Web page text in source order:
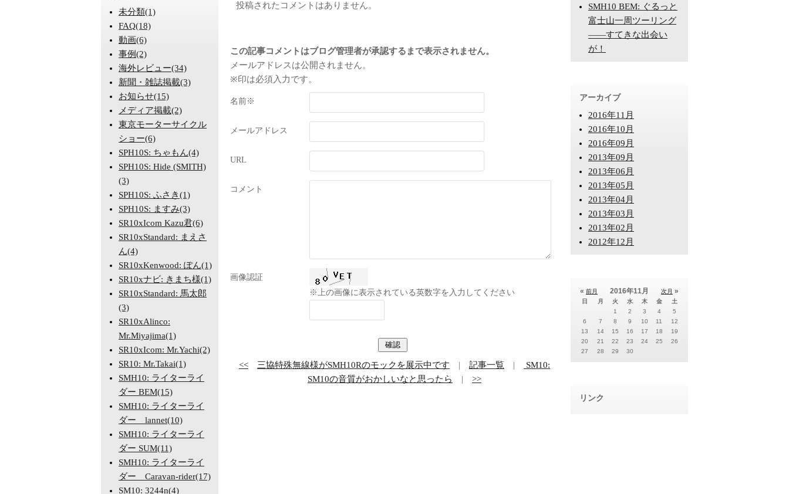
投稿されたコメントはありません。
この記事コメントはブログ管理者が承認するまで表示されません。
メールアドレスは公開されません。
※印は必須入力です。
名前※
メールアドレス
URL
コメント
画像認証
※上の画像に表示されている英数字を入力してください
<< 三協特殊無線様がSMH10Rのモックを展示中です | 記事一覧 |
SM10:
SM10の音質がおかしいなと思ったら
| >>
未分類(1)
FAQ(18)
動画(6)
事例(2)
海外レビュー(34)
新聞・雑誌掲載(3)
お知らせ(15)
メディア掲載(2)
東京モーターサイクル
ショー(6)
SPH10S: ちゃもん(4)
SPH10S: Hide (SMITH)
(3)
SPH10S: ふさき(1)
SPH10S: ますみ(3)
SR10xIcom Kazu君(6)
SR10xStandard: まえさ
ん(4)
SR10xKenwood: ぽん(1)
SR10xナビ: きまち様(1)
SR10xStandard: 馬太郎
(3)
SR10xAlinco:
Mr.Miyajima(1)
SR10xIcom: Mr.Yachi(2)
SR10: Mr.Takai(1)
SMH10: ライターライ
ダー BEM(15)
SMH10: ライターライ
ダー lannet(10)
SMH10: ライターライ
ダー SUM(11)
SMH10: ライターライ
ダー Caravan-rider(17)
SM10: 3244n(4)
SMH10 BEM: ぐるっと
富士山一周ツーリング
――すてきな出会い
が！
アーカイブ
2016年11月
2016年10月
2016年09月
2013年09月
2013年06月
2013年05月
2013年04月
2013年03月
2013年02月
2012年12月
« 前月 次月 »
2016年11月
日 月 火 水 木 金
土
1
2 3 4
5
6
7 8 9 10 11
12
13
14 15 16 17 18
19
20
21 22 23 24 25
26
27
28 29 30
リンク